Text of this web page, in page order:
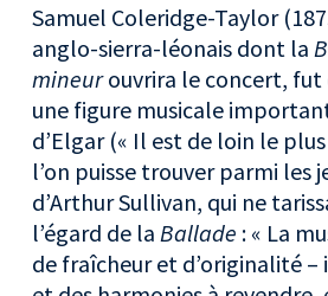
Samuel Coleridge-Taylor
anglo-sierra-léonais dont la
mineurouvrira le concert,
une figure musicale
d’Elgar (« Il est de loin le
l’on puisse trouver parmi les
d’Arthur Sullivan, qui ne
l’égard de la Ballade : « La
de fraîcheur et d’originalité –